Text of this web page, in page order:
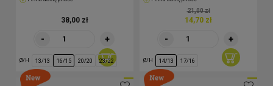
38,00 zł
- +
Ø/H 13/13 16/15 20/20 23/22
14,70 zł
21,00 zł
- +
Ø/H 14/13 17/16